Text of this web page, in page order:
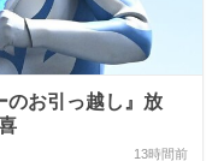
のお引っ越し』放
13時間前